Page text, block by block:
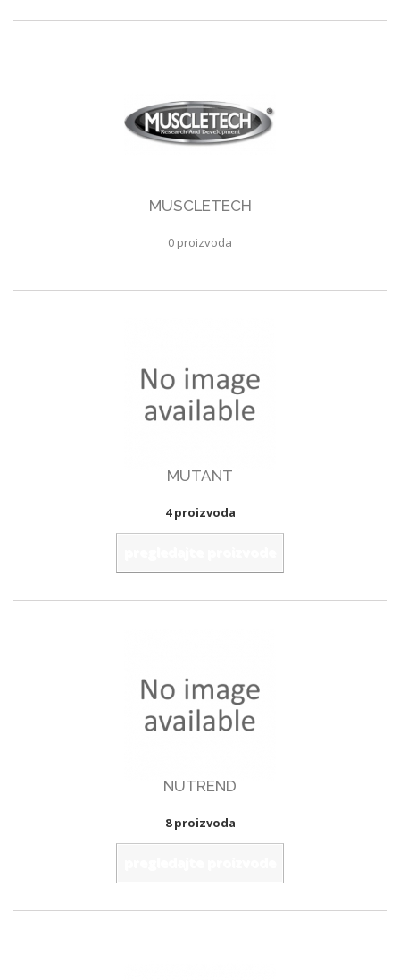
MUSCLETECH
0 proizvoda
MUTANT
4 proizvoda
NUTREND
8 proizvoda